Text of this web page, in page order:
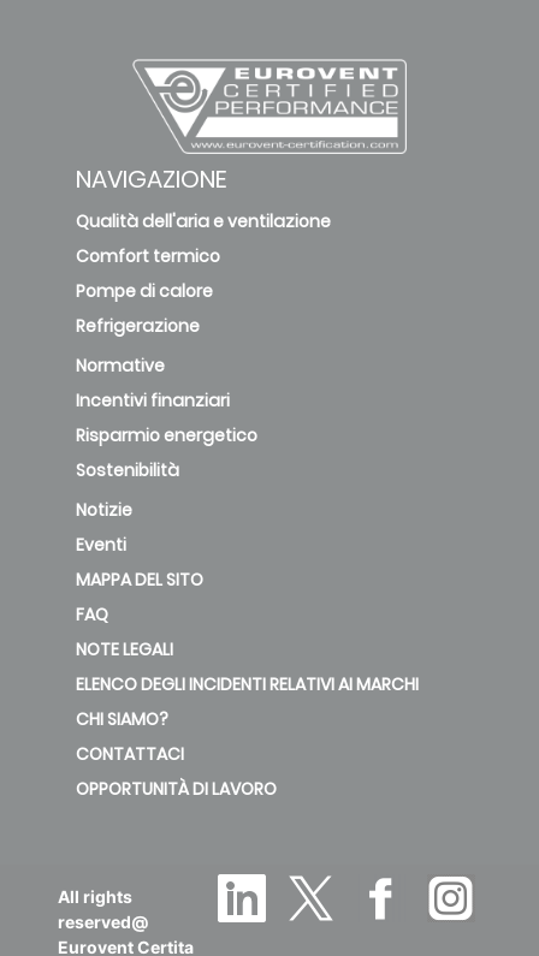
NAVIGAZIONE
Qualità dell'aria e ventilazione
Comfort termico
Pompe di calore
Refrigerazione
Normative
Incentivi finanziari
Risparmio energetico
Sostenibilità
Notizie
Eventi
MAPPA DEL SITO
FAQ
NOTE LEGALI
ELENCO DEGLI INCIDENTI RELATIVI AI MARCHI
CHI SIAMO?
CONTATTACI
OPPORTUNITÀ DI LAVORO
All rights
reserved@
Eurovent Certita